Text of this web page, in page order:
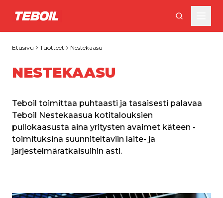
Siirry pääsisältöön
Etusivu Tuotteet Nestekaasu
NESTEKAASU
Teboil toimittaa puhtaasti ja tasaisesti palavaa
Teboil Nestekaasua kotitalouksien
pullokaasusta aina yritysten avaimet käteen -
toimituksina suunniteltaviin laite- ja
järjestelmäratkaisuihin asti.